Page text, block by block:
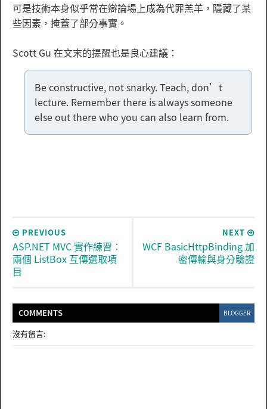
可是技術本身似乎常在辯論場上成為代罪羔羊，隱藏了某
些因素，掩蓋了部分事實。
Scott Gu 在文末的提醒也是良心建議：
Be constructive, not snarky. Teach, don’t
lecture. Remember there is always someone
else out there who you can also learn from.
NEXT
WCF BasicHttpBinding 加
密傳輸與身分驗證
PREVIOUS
ASP.NET MVC 實作練習：
兩個 ListBox 互傳選取項
目
COMMENTS BLOGGER
沒有留言: